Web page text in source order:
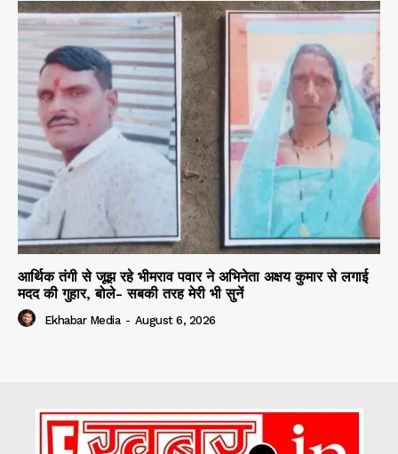
आर्थिक तंगी से जूझ रहे भीमराव पवार ने अभिनेता अक्षय कुमार से लगाई
मदद की गुहार, बोले- सबकी तरह मेरी भी सुनें
Ekhabar Media - August 6, 2026